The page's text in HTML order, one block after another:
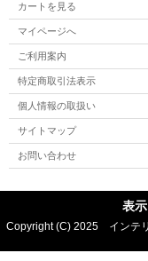
カートを見る
マイページへ
ご利用案内
特定商取引法表示
個人情報の取扱い
サイトマップ
お問い合わせ
表
Copyright (C) 2025 インテ